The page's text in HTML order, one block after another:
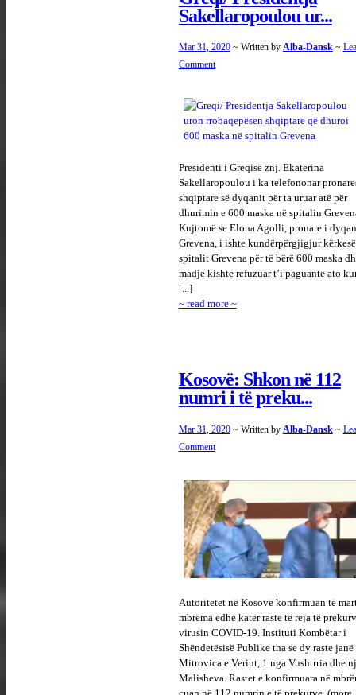
Sakellaropoulou ur...
Mar 31, 2020 ~ Written by Alba-Dansk ~
Comment
Presidenti i Greqisë znj. Ekaterina
Sakellaropoulou i ka telefononar
shqiptare së dyqanit për ta uruar atë për
dhurimin e 600 maska në spitalin
Kujtomë se Elona Agolli, pronare i
Grevena, i ishte kundërpërgjigjur
spitalit Grevena për të bërë 600 maska
madje kishte refuzuar t’i paguante ato
[...]
~ read more ~
Kosovë: Shkon në 112
numri i të preku...
Mar 31, 2020 ~ Written by Alba-Dansk ~
Comment
Autoritetet në Kosovë konfirmuan të
mbrëma edhe katër raste të reja të
virusin COVID-19. Instituti Kombëtar i
Shëndetësisë Publike tha se dy raste janë
Mitrovica e Veriut, 1 nga Vushtrria dhe
Malisheva. Rastet e konfirmuara në